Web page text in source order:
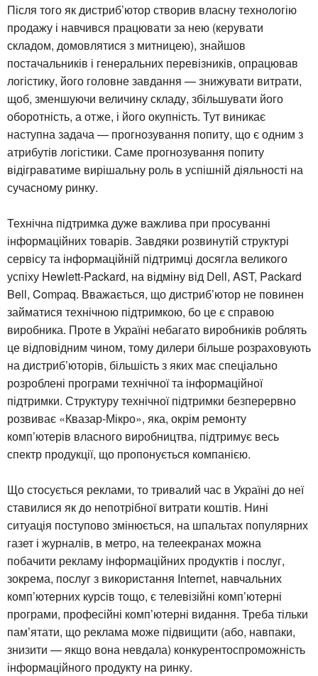
Після того як дистриб’ютор створив власну технологію
продажу і навчився працювати за нею (керувати
складом, домовлятися з митницею), знайшов
постачальників і генеральних перевізників, опрацював
логістику, його головне завдання — знижувати витрати,
щоб, зменшуючи величину складу, збільшувати його
оборотність, а отже, і його окупність. Тут виникає
наступна задача — прогнозування попиту, що є одним з
атрибутів логістики. Саме прогнозування попиту
відіграватиме вирішальну роль в успішній діяльності на
сучасному ринку.
Технічна підтримка дуже важлива при просуванні
інформаційних товарів. Завдяки розвинутій структурі
сервісу та інформаційній підтримці досягла великого
успіху Hewlett-Packard, на відміну від Dell, AST, Packard
Bell, Compaq. Вважається, що дистриб’ютор не повинен
займатися технічною підтримкою, бо це є справою
виробника. Проте в Україні небагато виробників роблять
це відповідним чином, тому дилери більше розраховують
на дистриб’юторів, більшість з яких має спеціально
розроблені програми технічної та інформаційної
підтримки. Структуру технічної підтримки безперервно
розвиває «Квазар-Мікро», яка, окрім ремонту
комп’ютерів власного виробництва, підтримує весь
спектр продукції, що пропонується компанією.
Що стосується реклами, то тривалий час в Україні до неї
ставилися як до непотрібної витрати коштів. Нині
ситуація поступово змінюється, на шпальтах популярних
газет і журналів, в метро, на телеекранах можна
побачити рекламу інформаційних продуктів і послуг,
зокрема, послуг з використання Internet, навчальних
комп’ютерних курсів тощо, є телевізійні комп’ютерні
програми, професійні комп’ютерні видання. Треба тільки
пам’ятати, що реклама може підвищити (або, навпаки,
знизити — якщо вона невдала) конкурентоспроможність
інформаційного продукту на ринку.